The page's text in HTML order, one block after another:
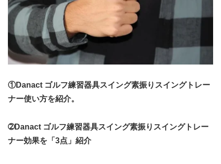
①Danact ゴルフ練習器具スイング素振りスイングトレー
ナー使い方を紹介。
➁Danact ゴルフ練習器具スイング素振りスイングトレー
ナー効果を「3点」紹介